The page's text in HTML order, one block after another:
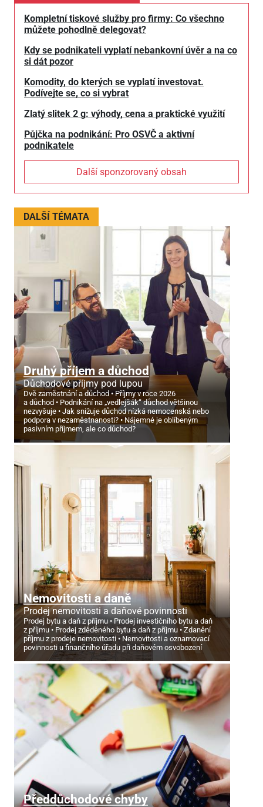
Kompletní tiskové služby pro firmy: Co všechno
můžete pohodlně delegovat?
Kdy se podnikateli vyplatí nebankovní úvěr a na co
si dát pozor
Komodity, do kterých se vyplatí investovat.
Podívejte se, co si vybrat
Zlatý slitek 2 g: výhody, cena a praktické využití
Půjčka na podnikání: Pro OSVČ a aktivní
podnikatele
Další sponzorovaný obsah
DALŠÍ TÉMATA
Druhý příjem a důchod
Důchodové příjmy pod lupou
Dvě zaměstnání a důchod
Příjmy v roce 2026
a důchod
Podnikání na „vedlejšák“ důchod většinou
nezvyšuje
Jak snižuje důchod nízká nemocenská nebo
podpora v nezaměstnanosti?
Nájemné je oblíbeným
pasivním příjmem, ale co důchod?
Nemovitosti a daně
Prodej nemovitosti a daňové povinnosti
Prodej bytu a daň z příjmu
Prodej investičního bytu a daň
z příjmu
Prodej zděděného bytu a daň z příjmu
Zdanění
příjmu z prodeje nemovitosti
Nemovitosti a oznamovací
povinnosti u finančního úřadu při daňovém osvobození
Předdůchodové chyby